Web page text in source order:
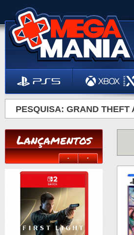
PESQUISA: GRAND THEFT
Lançamentos